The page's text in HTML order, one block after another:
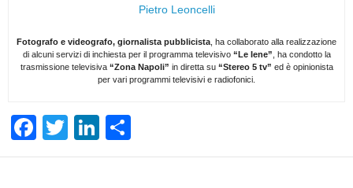
Pietro Leoncelli
Fotografo e videografo, giornalista pubblicista , ha collaborato alla realizzazione
di alcuni servizi di inchiesta per il programma televisivo “Le Iene” , ha condotto la
trasmissione televisiva “Zona Napoli” in diretta su “Stereo 5 tv” ed è opinionista
per vari programmi televisivi e radiofonici.
F
a
T
wi
Li
n
h